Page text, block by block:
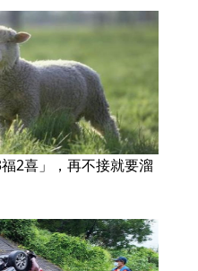
2喜」，再不接就要溜